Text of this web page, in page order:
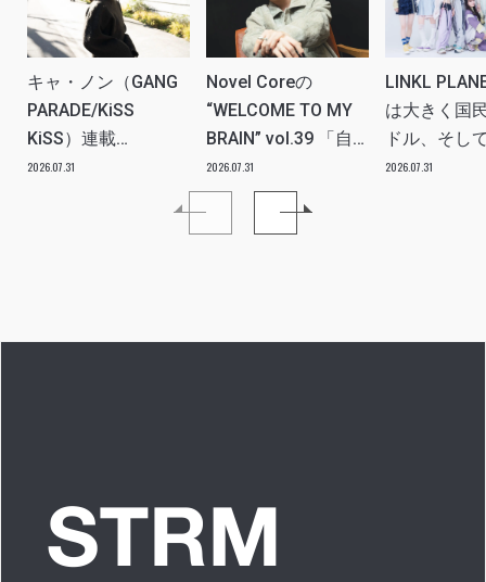
キャ・ノン（GANG
PARADE/KiSS
KiSS）連載
vol.112「特別企画
2026.07.31
Novel Coreの
“WELCOME TO MY
BRAIN” vol.39 「自
分たちの世代のルー
ツ、カルチャーなど
2026.07.31
LINKL
は大きく国
ドル、そし
ツアー。い
2026.07.31